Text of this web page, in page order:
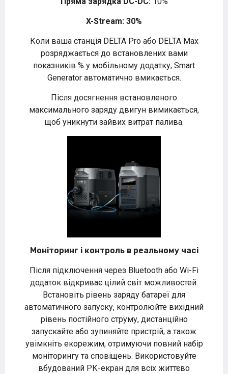
X-Stream: 30%
Коли ваша станція DELTA Pro або DELTA Max
розряджається до встановлених вами
показників % у мобільному додатку, Smart
Generator автоматично вмикається.
Після досягнення встановленого
максимального заряду двигун вимикається,
щоб уникнути зайвих витрат палива.
Моніторинг і контроль в реальному часі
Після підключення через Bluetooth або Wi-Fi
додаток відкриває цілий світ можливостей.
Встановіть рівень заряду батареї для
автоматичного запуску, контролюйте вихідний
рівень постійного струму, дистанційно
запускайте або зупиняйте пристрій, а також
увімкніть екорежим, отримуючи повний набір
моніторингу та сповіщень. Використовуйте
вбудований РК-екран для всіх життєво